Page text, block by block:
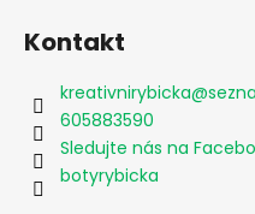
Kontakt
kreativnirybicka@
605883590
Sledujte nás na
botyrybicka